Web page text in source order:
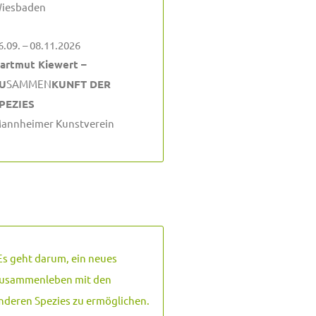
– 08.11.2026
Kiewert –
SAMMENKUNFT DER
Kunstverein
geht darum, ein neues
mit den
Spezies zu ermöglichen.